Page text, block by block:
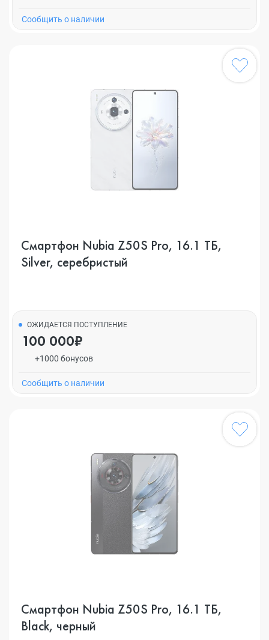
Cообщить о наличии
Смартфон Nubia Z50S Pro, 16.1 ТБ,
Silver, серебристый
ОЖИДАЕТСЯ ПОСТУПЛЕНИЕ
100 000₽
+1000 бонусов
Cообщить о наличии
Смартфон Nubia Z50S Pro, 16.1 ТБ,
Black, черный